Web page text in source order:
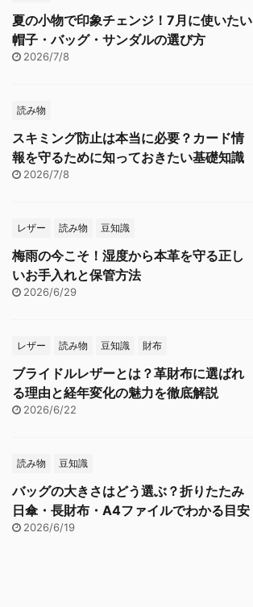
夏の小物で印象チェンジ！7月に使いたい
帽子・バッグ・サンダルの選び方
2026/7/8
読み物
スキミング防止は本当に必要？カード情
報を守るために知っておきたい基礎知識
2026/7/8
レザー 読み物 豆知識
梅雨の今こそ！湿度から本革を守る正し
いお手入れと保管方法
2026/6/29
レザー 読み物 豆知識 財布
ブライドルレザーとは？革財布に選ばれ
る理由と経年変化の魅力を徹底解説
2026/6/22
読み物 豆知識
バッグの大きさはどう選ぶ？折りたたみ
日傘・長財布・A4ファイルでわかる目安
2026/6/19